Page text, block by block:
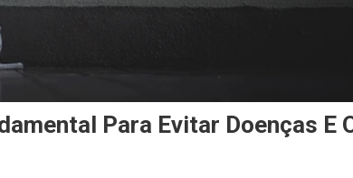
Para Evitar Doenças E